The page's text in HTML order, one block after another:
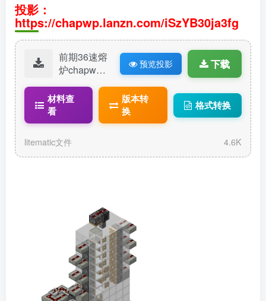
投影：
https://chapwp.lanzn.com/iSzYB30ja3fg
前期36速熔
炉chapwp
瑚）.litemat
预览投影 下载
材料查
看
版本转
换
格式转换
litematic文件 4.6K